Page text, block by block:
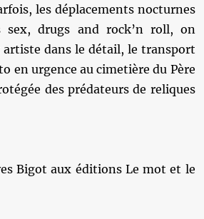
les déplacements nocturnes
sex, drugs and rock’n roll, on
dans le détail, le transport
en urgence au cimetière du Père
des prédateurs de reliques
Bigot aux éditions Le mot et le